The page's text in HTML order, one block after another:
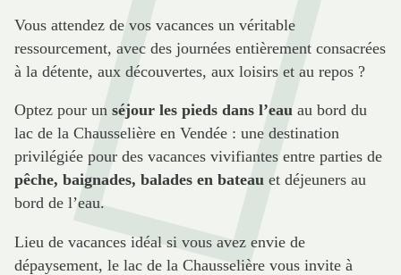
Vous attendez de vos vacances un véritable
ressourcement, avec des journées entièrement consacrées
à la détente, aux découvertes, aux loisirs et au repos ?
Optez pour un séjour les pieds dans l’eau au bord du
lac de la Chausselière en Vendée : une destination
privilégiée pour des vacances vivifiantes entre parties de
pêche, baignades, balades en bateau et déjeuners au
bord de l’eau.
Lieu de vacances idéal si vous avez envie de
dépaysement, le lac de la Chausselière vous invite à